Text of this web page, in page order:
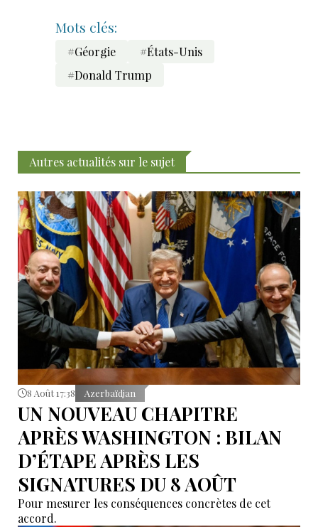
Mots clés:
#Géorgie
#États-Unis
#Donald Trump
Autres actualités sur le sujet
8 Août 17:38 Azerbaïdjan
UN NOUVEAU CHAPITRE
APRÈS WASHINGTON : BILAN
D’ÉTAPE APRÈS LES
SIGNATURES DU 8 AOÛT
Pour mesurer les conséquences concrètes de cet
accord.